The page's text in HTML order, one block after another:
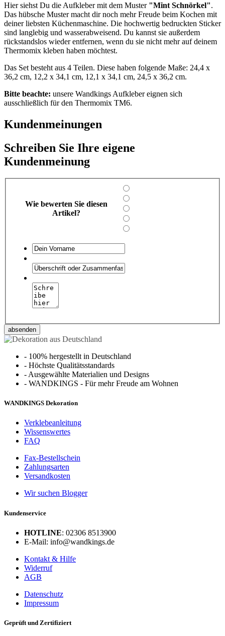
Hier siehst Du die Aufkleber mit dem Muster "Mint Schnörkel".
Das hübsche Muster macht dir noch mehr Freude beim Kochen mit
deiner liebsten Küchenmaschine. Die hochwertig bedruckten Sticker
sind langlebig und wasserabweisend. Du kannst sie außerdem
rückstandslos wieder entfernen, wenn du sie nicht mehr auf deinem
Thermomix kleben haben möchtest.
Das Set besteht aus 4 Teilen. Diese haben folgende Maße: 24,4 x
36,2 cm, 12,2 x 34,1 cm, 12,1 x 34,1 cm, 24,5 x 36,2 cm.
Bitte beachte: unsere Wandkings Aufkleber eignen sich
ausschließlich für den Thermomix TM6.
Kundenmeinungen
Schreiben Sie Ihre eigene
Kundenmeinung
Wie bewerten Sie diesen
Artikel?
absenden
- 100% hergestellt in Deutschland
- Höchste Qualitätsstandards
- Ausgewählte Materialien und Designs
- WANDKINGS - Für mehr Freude am Wohnen
WANDKINGS Dekoration
Verklebeanleitung
Wissenswertes
FAQ
Fax-Bestellschein
Zahlungsarten
Versandkosten
Wir suchen Blogger
Kundenservice
HOTLINE: 02306 8513900
E-Mail: info@wandkings.de
Kontakt & Hilfe
Widerruf
AGB
Datenschutz
Impressum
Geprüft und Zertifiziert